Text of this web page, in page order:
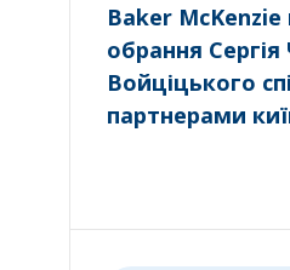
Baker
обрання
Войціцького
партнерами